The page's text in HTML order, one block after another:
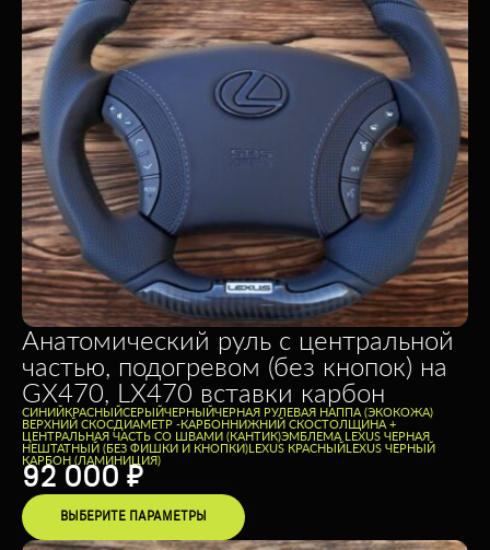
Анатомический руль с центральной
частью, подогревом (без кнопок) на
GX470, LX470 вставки карбон
CИНИЙКРАСНЫЙСЕРЫЙЧЕРНЫЙЧЕРНАЯ РУЛЕВАЯ НАППА (ЭКОКОЖА)
ВЕРХНИЙ СКОСДИАМЕТР -КАРБОННИЖНИЙ СКОСТОЛЩИНА +
ЦЕНТРАЛЬНАЯ ЧАСТЬ СО ШВАМИ (КАНТИК)ЭМБЛЕМА LEXUS ЧЕРНАЯ
НЕШТАТНЫЙ (БЕЗ ФИШКИ И КНОПКИ)LEXUS КРАСНЫЙLEXUS ЧЕРНЫЙ
КАРБОН (ЛАМИНИЦИЯ)
92 000 ₽
ВЫБЕРИТЕ ПАРАМЕТРЫ